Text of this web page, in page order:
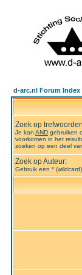
d-arc.nl Forum Index
Zoek op
Je kan AND gebruiken
voorkomen in het
zoeken op een deel
Zoek op Auteur:
Gebruik een *